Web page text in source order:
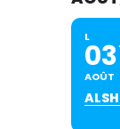
L
03
AOÛT